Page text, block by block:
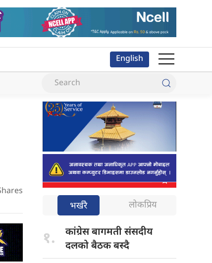
English
भर्खरै लोकप्रिय
१. कांग्रेस बागमतीसंसदीय
दलको बैठक बस्दै